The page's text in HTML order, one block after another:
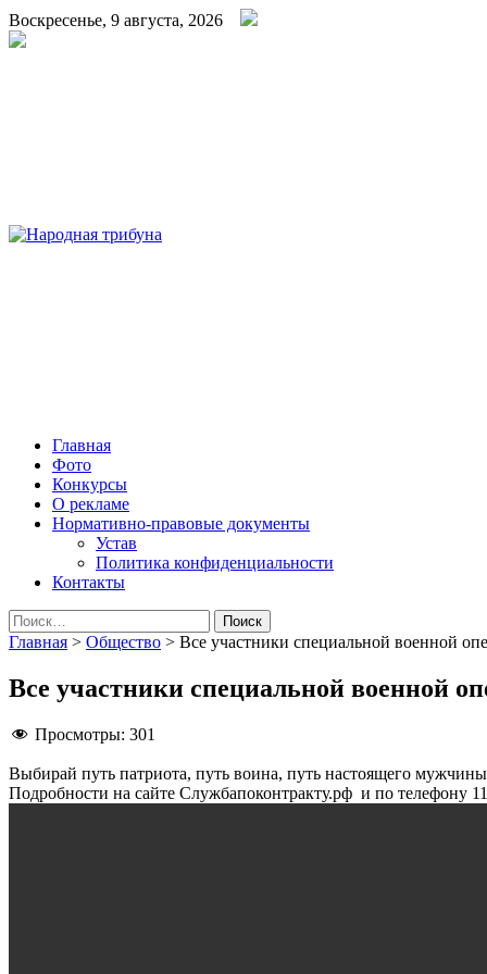
Воскресенье, 9 августа, 2026
Народная трибуна
Калининская районная газета
Главная
Фото
Конкурсы
О рекламе
Нормативно-правовые документы
Устав
Политика конфиденциальности
Контакты
Найти:
Главная > Общество > Все участники специальной военной
Все участники специальной военной
Просмотры: 301
Выбирай путь патриота, путь воина, путь настоящего
Подробности на сайте Службапоконтракту.рф и по телефону